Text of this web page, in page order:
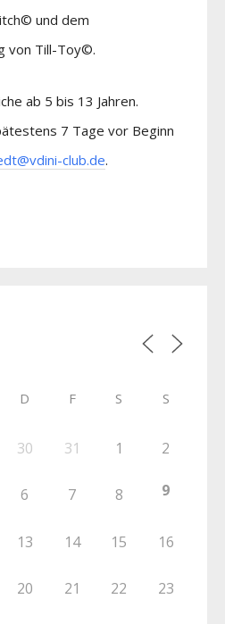
und dem
von Till-Toy©.
ab 5 bis 13 Jahren.
7 Tage vor Beginn
club.de.
D F S S
30 31 1 2
6 7 8 9
13 14 15 16
20 21 22 23